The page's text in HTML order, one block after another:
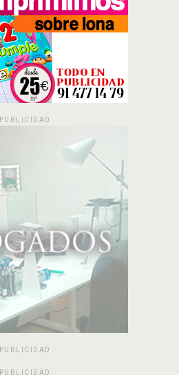
PUBLICIDAD
PUBLICIDAD
PUBLICIDAD